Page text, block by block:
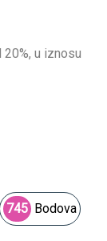
20%, u iznosu
745 Bodova